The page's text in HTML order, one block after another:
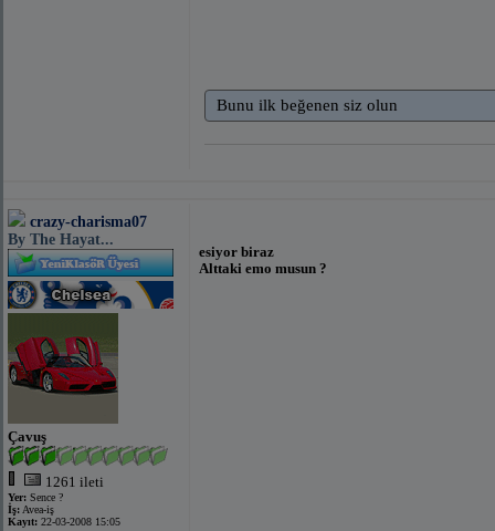
Bunu ilk beğenen siz olun
crazy-charisma07
By The Hayat...
Çavuş
1261 ileti
Yer: Sence ?
İş: Avea-iş
Kayıt: 22-03-2008 15:05
esiyor biraz
Alttaki emo musun ?